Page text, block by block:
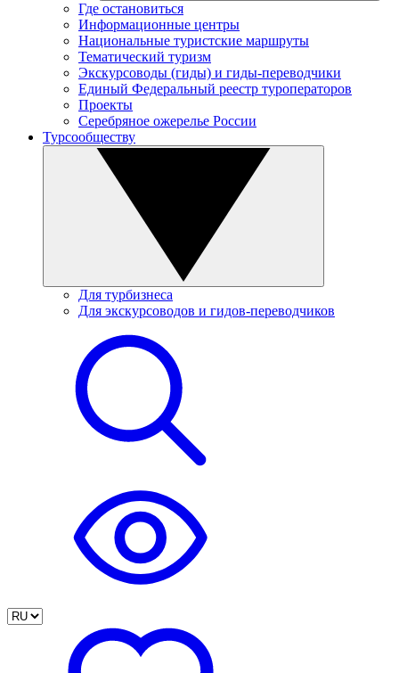
Где остановиться
Информационные центры
Национальные туристские маршруты
Тематический туризм
Экскурсоводы (гиды) и гиды-переводчики
Единый Федеральный реестр туроператоров
Проекты
Серебряное ожерелье России
Турсообществу
Для турбизнеса
Для экскурсоводов и гидов-переводчиков